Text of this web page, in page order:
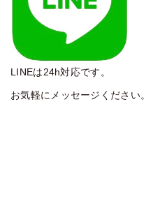
LINEは24h対応です。
お気軽にメッセージください。